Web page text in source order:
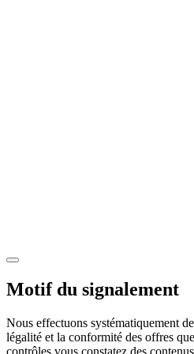
Motif du signalement
Nous effectuons systématiquement
légalité et la conformité des offres
contrôles vous constatez des